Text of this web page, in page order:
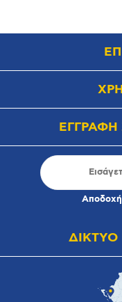
ΕΓΓΡΑΦΗ
Αποδοχή